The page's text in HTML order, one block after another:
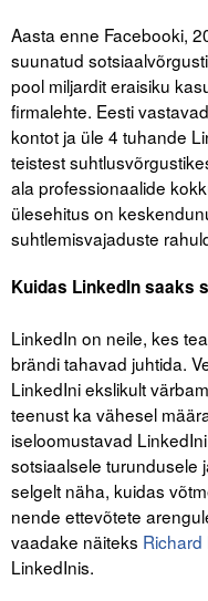
Kontakt
Liitu meililistiga
Oskusteave
Incoterms® 2020
Abimaterjalid
Aasta enne Facebooki,
suunatud
pool miljardit eraisiku
firmalehte. Eesti
kontot ja üle 4 tuhande
teistest
ala professionaalide
ülesehitus on
suhtlemisvajaduste
Kuidas LinkedIn saaks
LinkedIn on neile, kes
brändi tahavad juhtida.
LinkedIni ekslikult
teenust ka vähesel
iseloomustavad
sotsiaalsele turundusele
selgelt näha, kuidas
nende ettevõtete
vaadake näiteks Richard
LinkedInis.